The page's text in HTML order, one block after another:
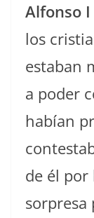
Alfonso I
los
estaban
a poder
habían
de él